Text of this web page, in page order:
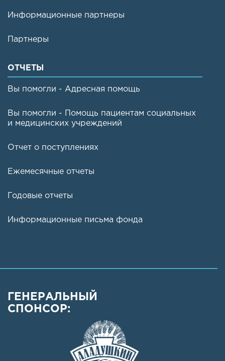
Информационные партнеры
Партнеры
ОТЧЕТЫ
Вы помогли - Адресная помощь
Вы помогли - Помощь пациентам социальных
и медицинских учреждений
Отчет о поступлениях
Ежемесячные отчеты
Годовые отчеты
Информационные письма фонда
ГЕНЕРАЛЬНЫЙ
СПОНСОР: